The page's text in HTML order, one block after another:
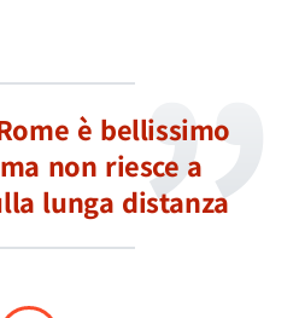
è bellissimo
non riesce a
lunga distanza